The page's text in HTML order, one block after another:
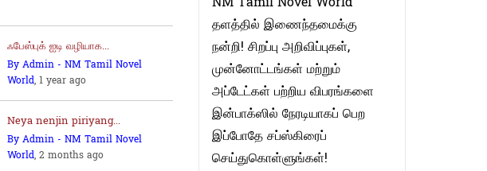
ஃபேஸ்புக் ஐடி வழியாக...
By Admin - NM Tamil Novel
World, 1 year ago
Neya nenjin piriyang...
By Admin - NM Tamil Novel
World, 2 months ago
தளத்தில் இணைந்தமைக்கு
நன்றி! சிறப்பு அறிவிப்புகள்,
முன்னோட்டங்கள் மற்றும்
அப்டேட்கள் பற்றிய விபரங்களை
இன்பாக்ஸில் நேரடியாகப் பெற
இப்போதே சப்ஸ்கிரைப்
செய்துகொள்ளுங்கள்!